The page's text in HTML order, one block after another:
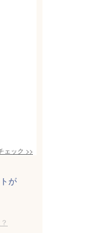
ェック >>
が